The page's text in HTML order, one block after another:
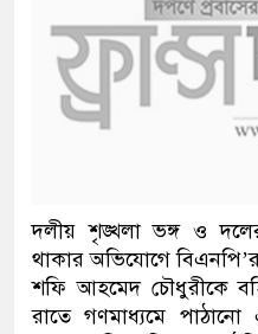
দলীয় শৃঙ্খলা ভঙ্গ ও দলের
থাকার অভিযোগে
শফি আহমেদ চৌধুরীকে
রাতে গণমাধ্যমে